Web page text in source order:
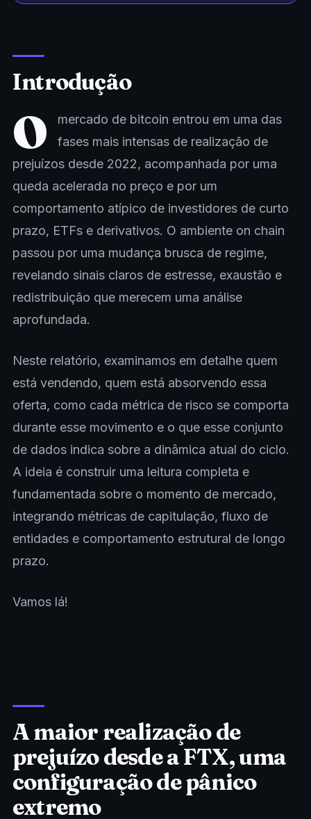
Introdução
O
mercado de bitcoin entrou em uma das
fases mais intensas de realização de
prejuízos desde 2022, acompanhada por uma
queda acelerada no preço e por um
comportamento atípico de investidores de curto
prazo, ETFs e derivativos. O ambiente on chain
passou por uma mudança brusca de regime,
revelando sinais claros de estresse, exaustão e
redistribuição que merecem uma análise
aprofundada.
Neste relatório, examinamos em detalhe quem
está vendendo, quem está absorvendo essa
oferta, como cada métrica de risco se comporta
durante esse movimento e o que esse conjunto
de dados indica sobre a dinâmica atual do ciclo.
A ideia é construir uma leitura completa e
fundamentada sobre o momento de mercado,
integrando métricas de capitulação, fluxo de
entidades e comportamento estrutural de longo
prazo.
Vamos lá!
A maior realização de
prejuízo desde a FTX, uma
configuração de pânico
extremo